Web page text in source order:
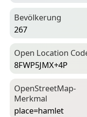
Bevölkerung
267
Open Location
8FWP5JMX+4P
Open­Street­Map-
Merkmal
place=­hamlet